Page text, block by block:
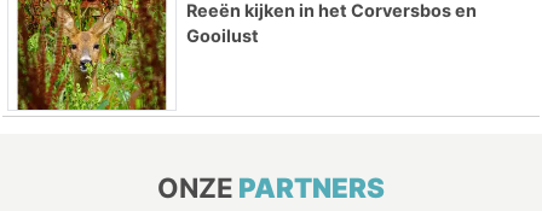
Reeën kijken in het Corversbos en
Gooilust
ONZE PARTNERS